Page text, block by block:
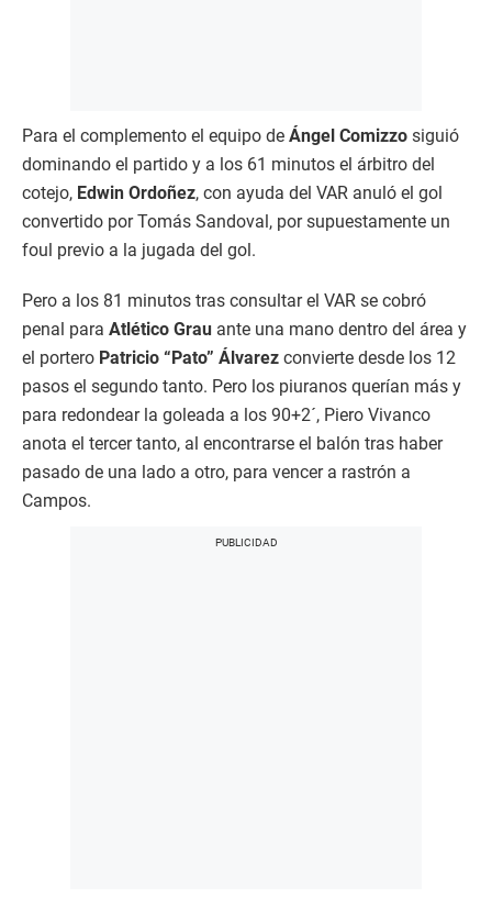
Para el complemento el equipo de Ángel Comizzo siguió
dominando el partido y a los 61 minutos el árbitro del
cotejo, Edwin Ordoñez, con ayuda del VAR anuló el gol
convertido por Tomás Sandoval, por supuestamente un
foul previo a la jugada del gol.
Pero a los 81 minutos tras consultar el VAR se cobró
penal para Atlético Grau ante una mano dentro del área y
el portero Patricio “Pato” Álvarez convierte desde los 12
pasos el segundo tanto. Pero los piuranos querían más y
para redondear la goleada a los 90+2´, Piero Vivanco
anota el tercer tanto, al encontrarse el balón tras haber
pasado de una lado a otro, para vencer a rastrón a
Campos.